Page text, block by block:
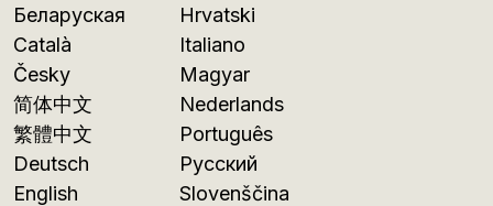
Беларуская
Català
Česky
简体中文
繁體中文
Deutsch
English
Hrvatski
Italiano
Magyar
Nederlands
Português
Русский
Slovenščina